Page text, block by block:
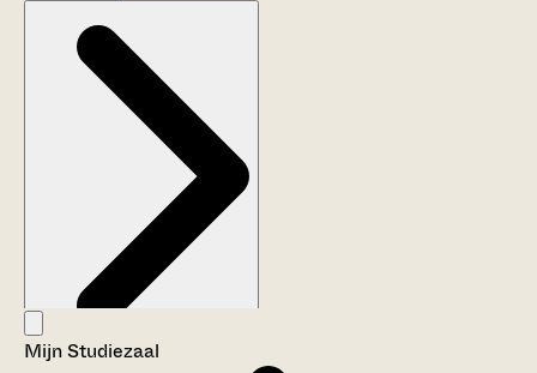
Aanwijzingen voor de gebruiker
Mijn Studiezaal